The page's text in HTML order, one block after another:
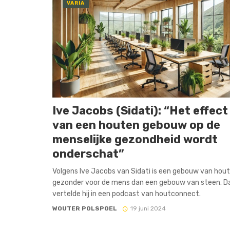
VARIA
Ive Jacobs (Sidati): “Het effect
van een houten gebouw op de
menselijke gezondheid wordt
onderschat”
Volgens Ive Jacobs van Sidati is een gebouw van hout
gezonder voor de mens dan een gebouw van steen.
vertelde hij in een podcast van houtconnect.
WOUTER POLSPOEL 19 juni 2024